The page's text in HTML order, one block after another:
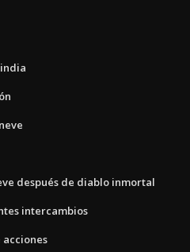
después de diablo inmortal
intercambios